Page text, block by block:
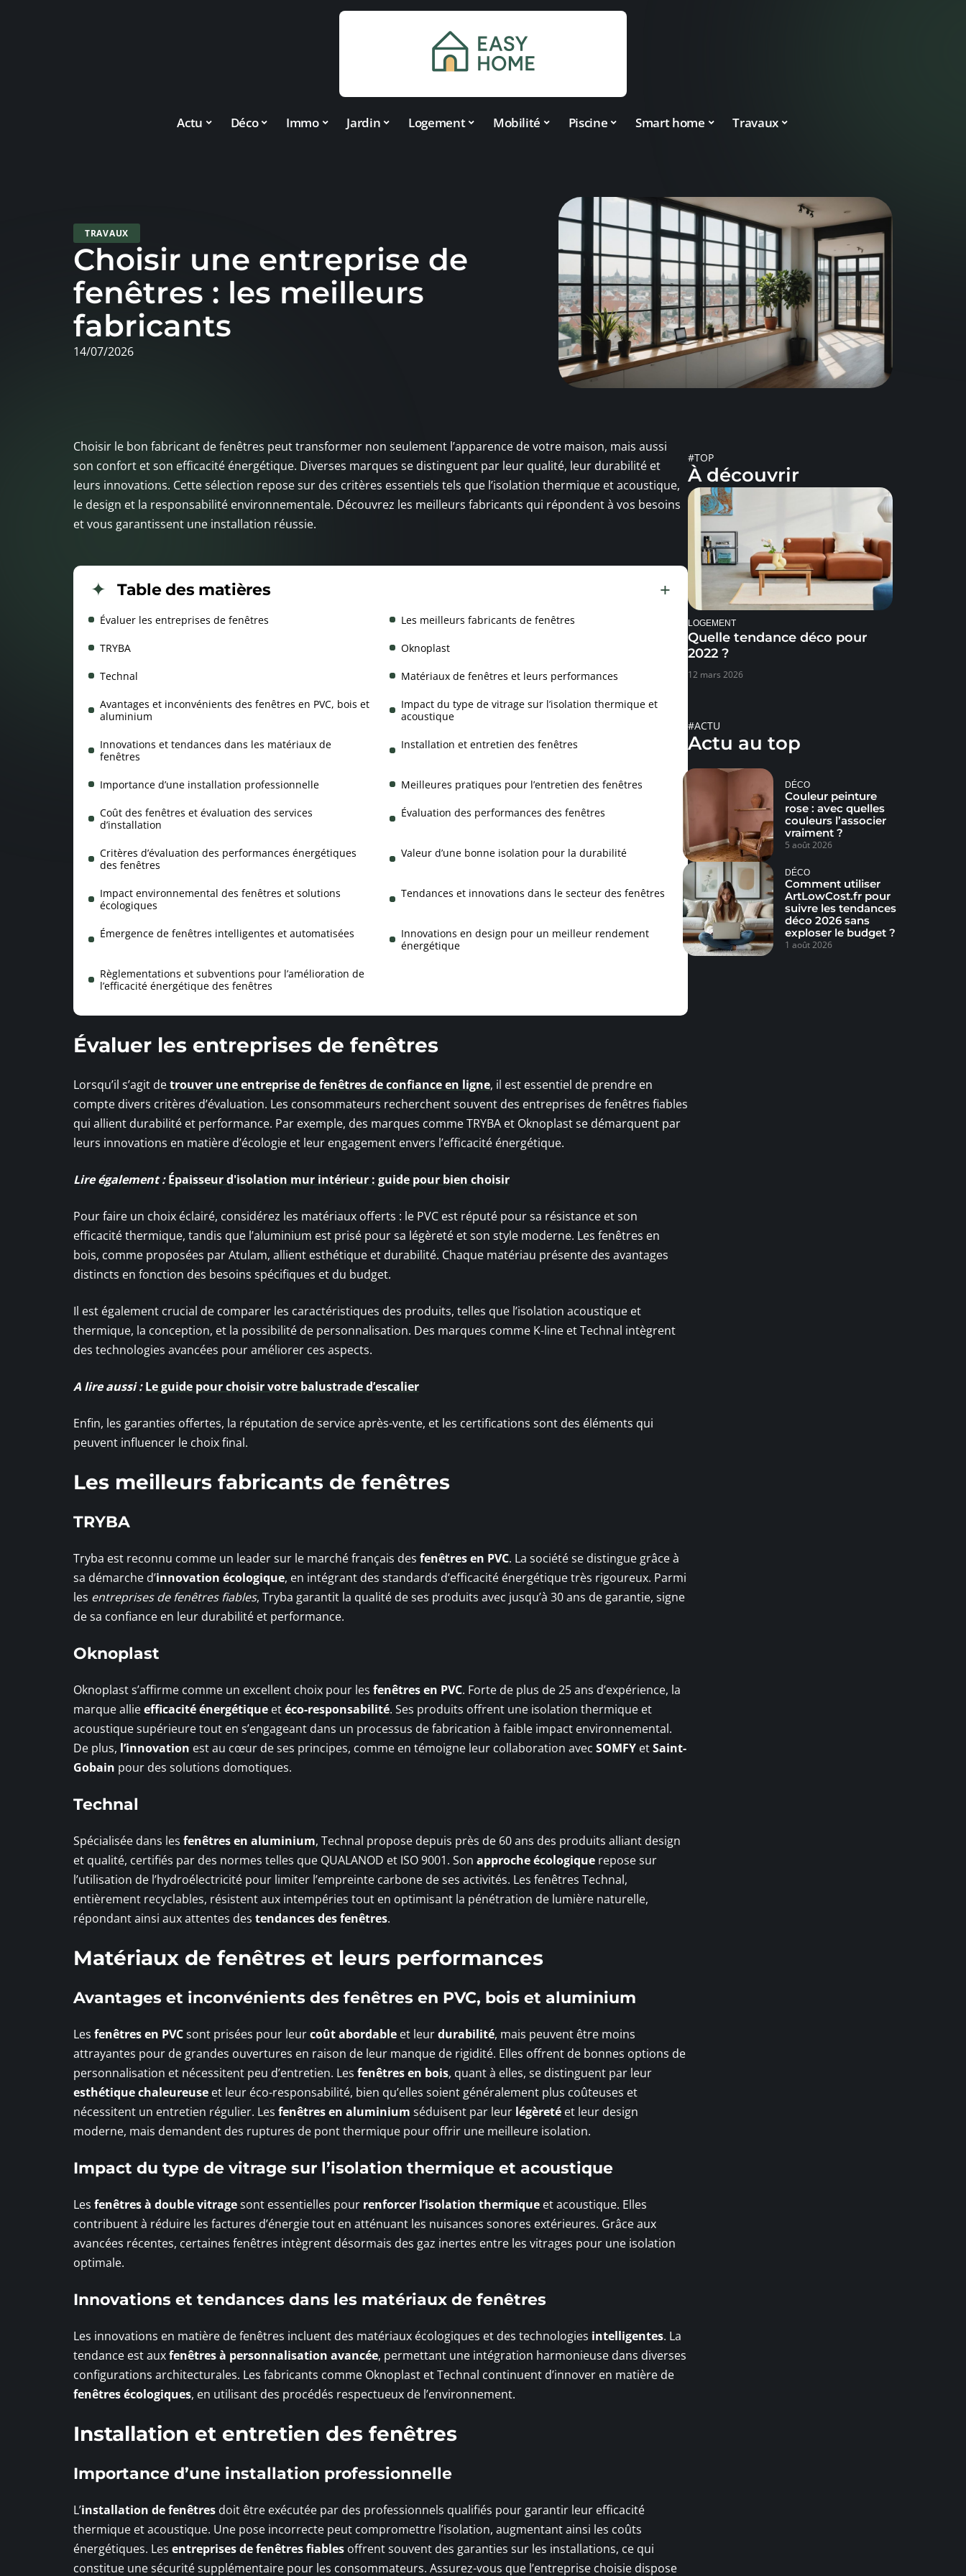
Actu Déco Immo Jardin Logement Mobilité Piscine Smart home Travaux
TRAVAUX
Choisir une entreprise de
fenêtres : les meilleurs
fabricants
14/07/2026
Choisir le bon fabricant de fenêtres peut transformer non seulement l’apparence de votre maison, mais aussi
son confort et son efficacité énergétique. Diverses marques se distinguent par leur qualité, leur durabilité et
leurs innovations. Cette sélection repose sur des critères essentiels tels que l’isolation thermique et acoustique,
le design et la responsabilité environnementale. Découvrez les meilleurs fabricants qui répondent à vos besoins
et vous garantissent une installation réussie.
Table des matières
Évaluer les entreprises de fenêtres Les meilleurs fabricants de fenêtres
TRYBA Oknoplast
Technal Matériaux de fenêtres et leurs performances
Avantages et inconvénients des fenêtres en PVC, bois et
aluminium
Impact du type de vitrage sur l’isolation thermique et
acoustique
Innovations et tendances dans les matériaux de
fenêtres
Installation et entretien des fenêtres
Importance d’une installation professionnelle Meilleures pratiques pour l’entretien des fenêtres
Coût des fenêtres et évaluation des services
d’installation
Évaluation des performances des fenêtres
Critères d’évaluation des performances énergétiques
des fenêtres
Valeur d’une bonne isolation pour la durabilité
Impact environnemental des fenêtres et solutions
écologiques
Tendances et innovations dans le secteur des fenêtres
Émergence de fenêtres intelligentes et automatisées
Innovations en design pour un meilleur rendement
énergétique
Règlementations et subventions pour l’amélioration de
l’efficacité énergétique des fenêtres
Évaluer les entreprises de fenêtres
Lorsqu’il s’agit detrouver une entreprise de fenêtres de confiance en ligne, il est essentiel de prendre en
compte divers critères d’évaluation. Les consommateurs recherchent souvent des entreprises de fenêtres fiables
qui allient durabilité et performance. Par exemple, des marques comme TRYBA et Oknoplast se démarquent par
leurs innovations en matière d’écologie et leur engagement envers l’efficacité énergétique.
Lire également : Épaisseur d'isolation mur intérieur : guide pour bien choisir
Pour faire un choix éclairé, considérez les matériaux offerts : le PVC est réputé pour sa résistance et son
efficacité thermique, tandis que l’aluminium est prisé pour sa légèreté et son style moderne. Les fenêtres en
bois, comme proposées par Atulam, allient esthétique et durabilité. Chaque matériau présente des avantages
distincts en fonction des besoins spécifiques et du budget.
Il est également crucial de comparer les caractéristiques des produits, telles que l’isolation acoustique et
thermique, la conception, et la possibilité de personnalisation. Des marques comme K-line et Technal intègrent
des technologies avancées pour améliorer ces aspects.
A lire aussi : Le guide pour choisir votre balustrade d’escalier
Enfin, les garanties offertes, la réputation de service après-vente, et les certifications sont des éléments qui
peuvent influencer le choix final.
Les meilleurs fabricants de fenêtres
TRYBA
Tryba est reconnu comme un leader sur le marché français des fenêtres en PVC. La société se distingue grâce à
sa démarche d’innovation écologique, en intégrant des standards d’efficacité énergétique très rigoureux. Parmi
les entreprises de fenêtres fiables, Tryba garantit la qualité de ses produits avec jusqu’à 30 ans de garantie, signe
de sa confiance en leur durabilité et performance.
Oknoplast
Oknoplast s’affirme comme un excellent choix pour les fenêtres en PVC. Forte de plus de 25 ans d’expérience, la
marque allieefficacité énergétique etéco-responsabilité. Ses produits offrent une isolation thermique et
acoustique supérieure tout en s’engageant dans un processus de fabrication à faible impact environnemental.
De plus, l’innovation est au cœur de ses principes, comme en témoigne leur collaboration avec SOMFY etSaint-
Gobain pour des solutions domotiques.
Technal
Spécialisée dans les fenêtres en aluminium, Technal propose depuis près de 60 ans des produits alliant design
et qualité, certifiés par des normes telles que QUALANOD et ISO 9001. Son approche écologique repose sur
l’utilisation de l’hydroélectricité pour limiter l’empreinte carbone de ses activités. Les fenêtres Technal,
entièrement recyclables, résistent aux intempéries tout en optimisant la pénétration de lumière naturelle,
répondant ainsi aux attentes des tendances des fenêtres.
Matériaux de fenêtres et leurs performances
Avantages et inconvénients des fenêtres en PVC, bois et aluminium
Les fenêtres en PVCsont prisées pour leurcoût abordable et leurdurabilité, mais peuvent être moins
attrayantes pour de grandes ouvertures en raison de leur manque de rigidité. Elles offrent de bonnes options de
personnalisation et nécessitent peu d’entretien. Les fenêtres en bois, quant à elles, se distinguent par leur
esthétique chaleureuse et leur éco-responsabilité, bien qu’elles soient généralement plus coûteuses et
nécessitent un entretien régulier. Les fenêtres en aluminium séduisent par leur légèreté et leur design
moderne, mais demandent des ruptures de pont thermique pour offrir une meilleure isolation.
Impact du type de vitrage sur l’isolation thermique et acoustique
Les fenêtres à double vitragesont essentielles pour renforcer l’isolation thermique et acoustique. Elles
contribuent à réduire les factures d’énergie tout en atténuant les nuisances sonores extérieures. Grâce aux
avancées récentes, certaines fenêtres intègrent désormais des gaz inertes entre les vitrages pour une isolation
optimale.
Innovations et tendances dans les matériaux de fenêtres
Les innovations en matière de fenêtres incluent des matériaux écologiques et des technologies intelligentes. La
tendance est auxfenêtres à personnalisation avancée, permettant une intégration harmonieuse dans diverses
configurations architecturales. Les fabricants comme Oknoplast et Technal continuent d’innover en matière de
fenêtres écologiques, en utilisant des procédés respectueux de l’environnement.
Installation et entretien des fenêtres
Importance d’une installation professionnelle
L’installation de fenêtres doit être exécutée par des professionnels qualifiés pour garantir leur efficacité
thermique et acoustique. Une pose incorrecte peut compromettre l’isolation, augmentant ainsi les coûts
énergétiques. Les entreprises de fenêtres fiables offrent souvent des garanties sur les installations, ce qui
constitue une sécurité supplémentaire pour les consommateurs. Assurez-vous que l’entreprise choisie dispose
#TOP
À découvrir
LOGEMENT
Quelle tendance déco pour
2022 ?
12 mars 2026
#ACTU
Actu au top
DÉCO
Couleur peinture
rose : avec quelles
couleurs l’associer
vraiment ?
5 août 2026
DÉCO
Comment utiliser
ArtLowCost.fr pour
suivre les tendances
déco 2026 sans
exploser le budget ?
1 août 2026